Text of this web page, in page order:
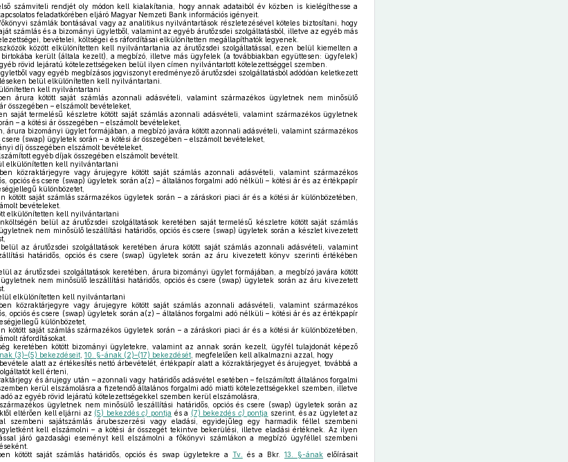
számviteli rendjét oly módon kell kialakítania, hogy annak adataiból év közben is kielégíthesse a
feladatkörében eljáró Magyar Nemzeti Bank információs igényeit.
számlák bontásával vagy az analitikus nyilvántartások részletezésével köteles biztosítani, hogy
számlás és a bizományi ügyletből, valamint az egyéb árutőzsdei szolgáltatásból, illetve az egyéb más
bevételei, költségei és ráfordításai elkülönítetten megállapíthatók legyenek.
között elkülönítetten kell nyilvántartania az árutőzsdei szolgáltatással, ezen belül kiemelten a
került (általa kezelt), a megbízó, illetve más ügyfelek (a továbbiakban együttesen: ügyfelek)
rövid lejáratú kötelezettségeken belül ilyen címen nyilvántartott kötelezettséggel szemben.
vagy egyéb megbízásos jogviszonyt eredményező árutőzsdei szolgáltatásból adódóan keletkezett
belül elkülönítetten kell nyilvántartani.
kell nyilvántartani
árura kötött saját számlás azonnali adásvételi, valamint származékos ügyletnek nem minősülő
összegében – elszámolt bevételeket,
saját termelésű készletre kötött saját számlás azonnali adásvételi, valamint származékos ügyletnek
– a kötési ár összegében – elszámolt bevételeket,
árura bizományi ügylet formájában, a megbízó javára kötött azonnali adásvételi, valamint származékos
(swap) ügyletek során – a kötési ár összegében – elszámolt bevételeket,
díj összegében elszámolt bevételeket,
egyéb díjak összegében elszámolt bevételt.
elkülönítetten kell nyilvántartani
közraktárjegyre vagy árujegyre kötött saját számlás azonnali adásvételi, valamint származékos
opciós és csere (swap) ügyletek során a(z) – általános forgalmi adó nélküli – kötési ár és az értékpapír
különbözetet,
kötött saját számlás származékos ügyletek során – a záráskori piaci ár és a kötési ár különbözetében,
bevételeket.
elkülönítetten kell nyilvántartani
belül az árutőzsdei szolgáltatások keretében saját termelésű készletre kötött saját számlás
nem minősülő leszállítási határidős, opciós és csere (swap) ügyletek során a készlet kivezetett
az árutőzsdei szolgáltatások keretében árura kötött saját számlás azonnali adásvételi, valamint
határidős, opciós és csere (swap) ügyletek során az áru kivezetett könyv szerinti értékében
az árutőzsdei szolgáltatások keretében, árura bizományi ügylet formájában, a megbízó javára kötött
nem minősülő leszállítási határidős, opciós és csere (swap) ügyletek során az áru kivezetett
elkülönítetten kell nyilvántartani
közraktárjegyre vagy árujegyre kötött saját számlás azonnali adásvételi, valamint származékos
opciós és csere (swap) ügyletek során a(z) – általános forgalmi adó nélküli – kötési ár és az értékpapír
különbözetet,
kötött saját számlás származékos ügyletek során – a záráskori piaci ár és a kötési ár különbözetében,
ráfordításokat.
keretében kötött bizományi ügyletekre, valamint az annak során kezelt, ügyfél tulajdonát képező
(3)–(5) bekezdéseit, 10. §-ának (2)–(17) bekezdését, megfelelően kell alkalmazni azzal, hogy
alatt az értékesítés nettó árbevételét, értékpapír alatt a közraktárjegyet és árujegyet, továbbá a
kell érteni,
és árujegy után – azonnali vagy határidős adásvétel esetében – felszámított általános forgalmi
kerül elszámolásra a fizetendő általános forgalmi adó miatti kötelezettségekkel szemben, illetve
az egyéb rövid lejáratú kötelezettségekkel szemben kerül elszámolásra,
ügyletnek nem minősülő leszállítási határidős, opciós és csere (swap) ügyletek során az
eltérően kell eljárni az (5) bekezdésc) pontja és a (7) bekezdés c) pontja szerint, és az ügyletet az
szembeni sajátszámlás árubeszerzési vagy eladási, egyidejűleg egy harmadik féllel szembeni
kell elszámolni – a kötési ár összegét tekintve bekerülési, illetve eladási értéknek. Az ilyen
járó gazdasági eseményt kell elszámolni a főkönyvi számlákon a megbízó ügyféllel szembeni
kötött saját számlás határidős, opciós és swap ügyletekre a Tv. és a Bkr.13. §-ának előírásait